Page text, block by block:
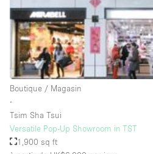
Réserve
Salle de Bain
Smoking Area
Soundproof
Style Industriel
Sur Rue
Boutique / Magasin
∙
Tsim Sha Tsui
Versatile Pop-Up Showroom in TST
1,900 sq ft